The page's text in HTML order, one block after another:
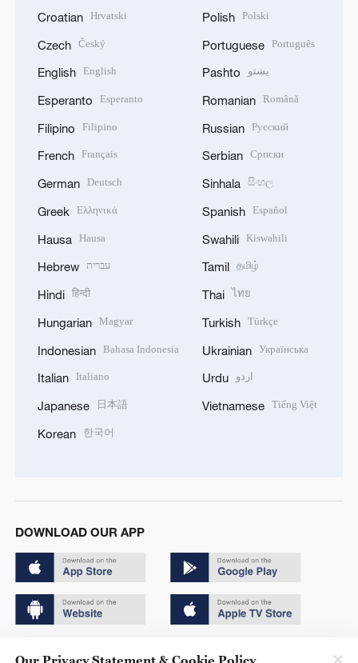
Croatian Hrvatski
Czech Český
English English
Esperanto Esperanto
Filipino Filipino
French Français
German Deutsch
Greek Ελληνικά
Hausa Hausa
Hebrew עברית
Hindi हिन्दी
Hungarian Magyar
Indonesian Bahasa Indonesia
Italian Italiano
Japanese 日本語
Korean 한국어
Polish Polski
Portuguese Português
Pashto پښتو
Romanian Română
Russian Русский
Serbian Српски
Sinhala සිංහල
Spanish Español
Swahili Kiswahili
Tamil தமிழ்
Thai ไทย
Turkish Türkçe
Ukrainian Українська
Urdu اردو
Vietnamese Tiếng Việt
DOWNLOAD OUR APP
Our Privacy Statement & Cookie Policy